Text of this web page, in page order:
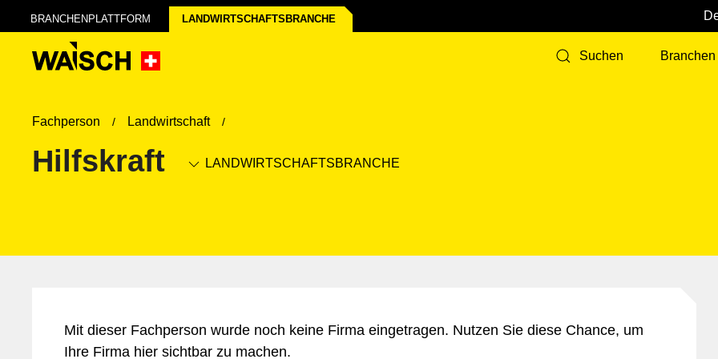
BRANCHENPLATTFORM LANDWIRTSCHAFTS­BRANCHE
Suchen Branchen
Fachperson Landwirtschaft
Hilfskraft LANDWIRTSCHAFTS­BRANCHE
Mit dieser Fachperson wurde noch keine Firma eingetragen. Nutzen Sie diese Chance, um
Ihre Firma hier sichtbar zu machen.